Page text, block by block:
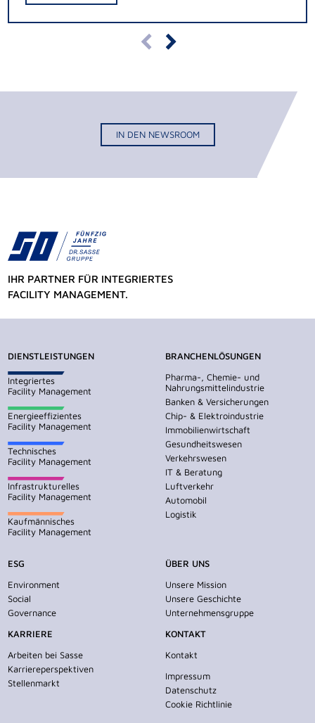
IN DEN NEWSROOM
IHR PARTNER FÜR INTEGRIERTES
FACILITY MANAGEMENT.
DIENSTLEISTUNGEN
Integriertes
Facility Management
Energieeffizientes
Facility Management
Technisches
Facility Management
Infrastrukturelles
Facility Management
Kaufmännisches
Facility Management
BRANCHENLÖSUNGEN
Pharma-, Chemie- und
Nahrungsmittelindustrie
Banken & Versicherungen
Chip- & Elektroindustrie
Immobilienwirtschaft
Gesundheitswesen
Verkehrswesen
IT & Beratung
Luftverkehr
Automobil
Logistik
ESG
Environment
Social
Governance
KARRIERE
Arbeiten bei Sasse
Karriereperspektiven
Stellenmarkt
ÜBER UNS
Unsere Mission
Unsere Geschichte
Unternehmensgruppe
KONTAKT
Kontakt
Impressum
Datenschutz
Cookie Richtlinie